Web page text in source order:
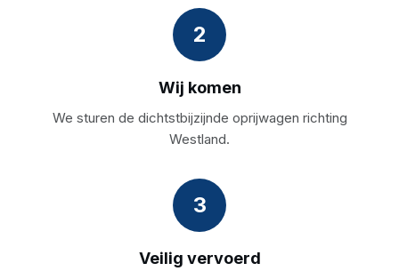
2
Wij komen
We sturen de dichtstbijzijnde oprijwagen richting
Westland.
3
Veilig vervoerd